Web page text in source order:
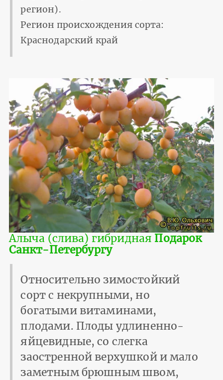
регион).
Регион происхождения сорта:
Краснодарский край
Алыча (слива) гибридная Подарок
Санкт-Петербургу
Относительно зимостойкий
сорт с некрупными, но
богатыми витаминами,
плодами. Плоды удлиненно-
яйцевидные, со слегка
заостренной верхушкой и мало
заметным брюшным швом,